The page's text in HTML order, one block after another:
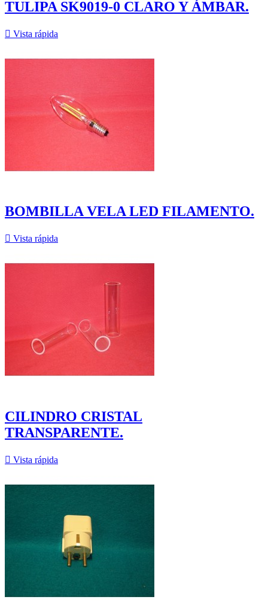
TULIPA SK9019-0 CLARO Y ÁMBAR.
 Vista rápida
BOMBILLA VELA LED FILAMENTO.
 Vista rápida
CILINDRO CRISTAL
TRANSPARENTE.
 Vista rápida